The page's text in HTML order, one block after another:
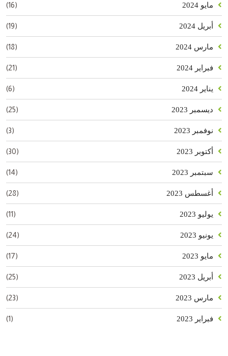
مايو 2024 (16)
أبريل 2024 (19)
مارس 2024 (18)
فبراير 2024 (21)
يناير 2024 (6)
ديسمبر 2023 (25)
نوفمبر 2023 (3)
أكتوبر 2023 (30)
سبتمبر 2023 (14)
أغسطس 2023 (28)
يوليو 2023 (11)
يونيو 2023 (24)
مايو 2023 (17)
أبريل 2023 (25)
مارس 2023 (23)
فبراير 2023 (1)